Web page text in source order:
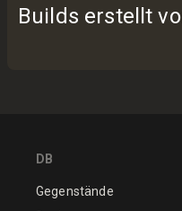
Builds erstellt
DB
Gegenstände